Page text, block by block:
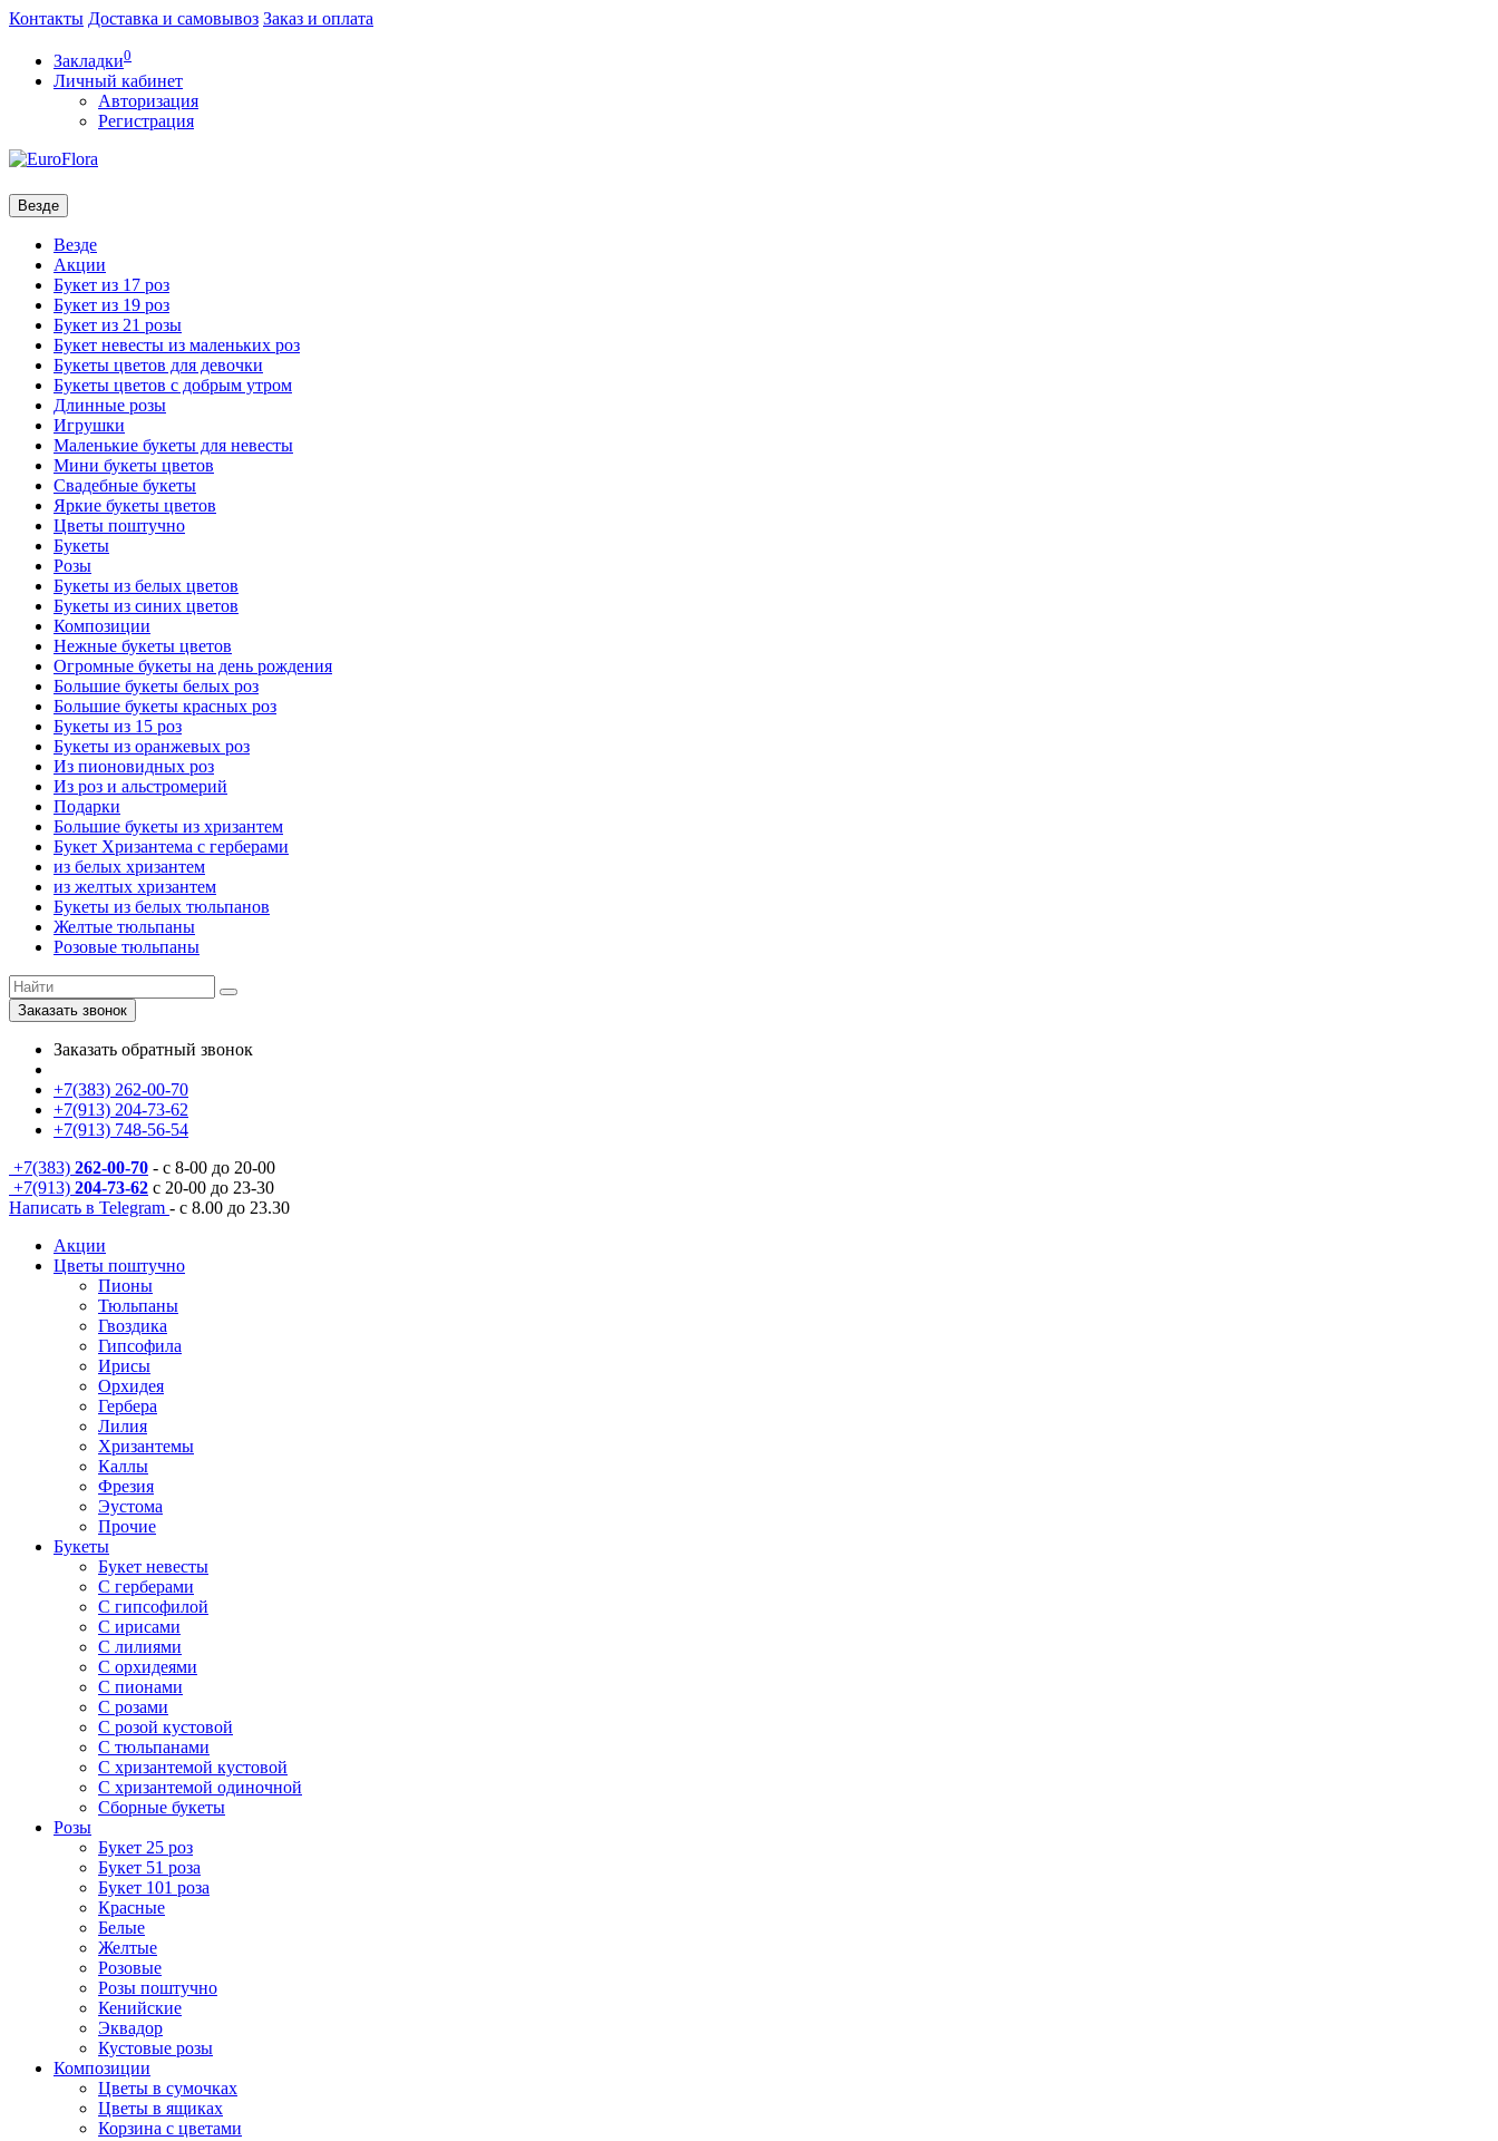
Контакты Доставка и самовывоз Заказ и оплата
Закладки0
Личный кабинет
Авторизация
Регистрация
Везде
Везде
Акции
Букет из 17 роз
Букет из 19 роз
Букет из 21 розы
Букет невесты из маленьких роз
Букеты цветов для девочки
Букеты цветов с добрым утром
Длинные розы
Игрушки
Маленькие букеты для невесты
Мини букеты цветов
Свадебные букеты
Яркие букеты цветов
Цветы поштучно
Букеты
Розы
Букеты из белых цветов
Букеты из синих цветов
Композиции
Нежные букеты цветов
Огромные букеты на день рождения
Большие букеты белых роз
Большие букеты красных роз
Букеты из 15 роз
Букеты из оранжевых роз
Из пионовидных роз
Из роз и альстромерий
Подарки
Большие букеты из хризантем
Букет Хризантема с герберами
из белых хризантем
из желтых хризантем
Букеты из белых тюльпанов
Желтые тюльпаны
Розовые тюльпаны
Заказать звонок
Заказать обратный звонок
+7(383) 262-00-70
+7(913) 204-73-62
+7(913) 748-56-54
+7(383) 262-00-70 - с 8-00 до 20-00
+7(913) 204-73-62 с 20-00 до 23-30
Написать в Telegram - с 8.00 до 23.30
Акции
Цветы поштучно
Пионы
Тюльпаны
Гвоздика
Гипсофила
Ирисы
Орхидея
Гербера
Лилия
Хризантемы
Каллы
Фрезия
Эустома
Прочие
Букеты
Букет невесты
С герберами
С гипсофилой
С ирисами
С лилиями
С орхидеями
С пионами
С розами
С розой кустовой
С тюльпанами
С хризантемой кустовой
С хризантемой одиночной
Сборные букеты
Розы
Букет 25 роз
Букет 51 роза
Букет 101 роза
Красные
Белые
Желтые
Розовые
Розы поштучно
Кенийские
Эквадор
Кустовые розы
Композиции
Цветы в сумочках
Цветы в ящиках
Корзина с цветами